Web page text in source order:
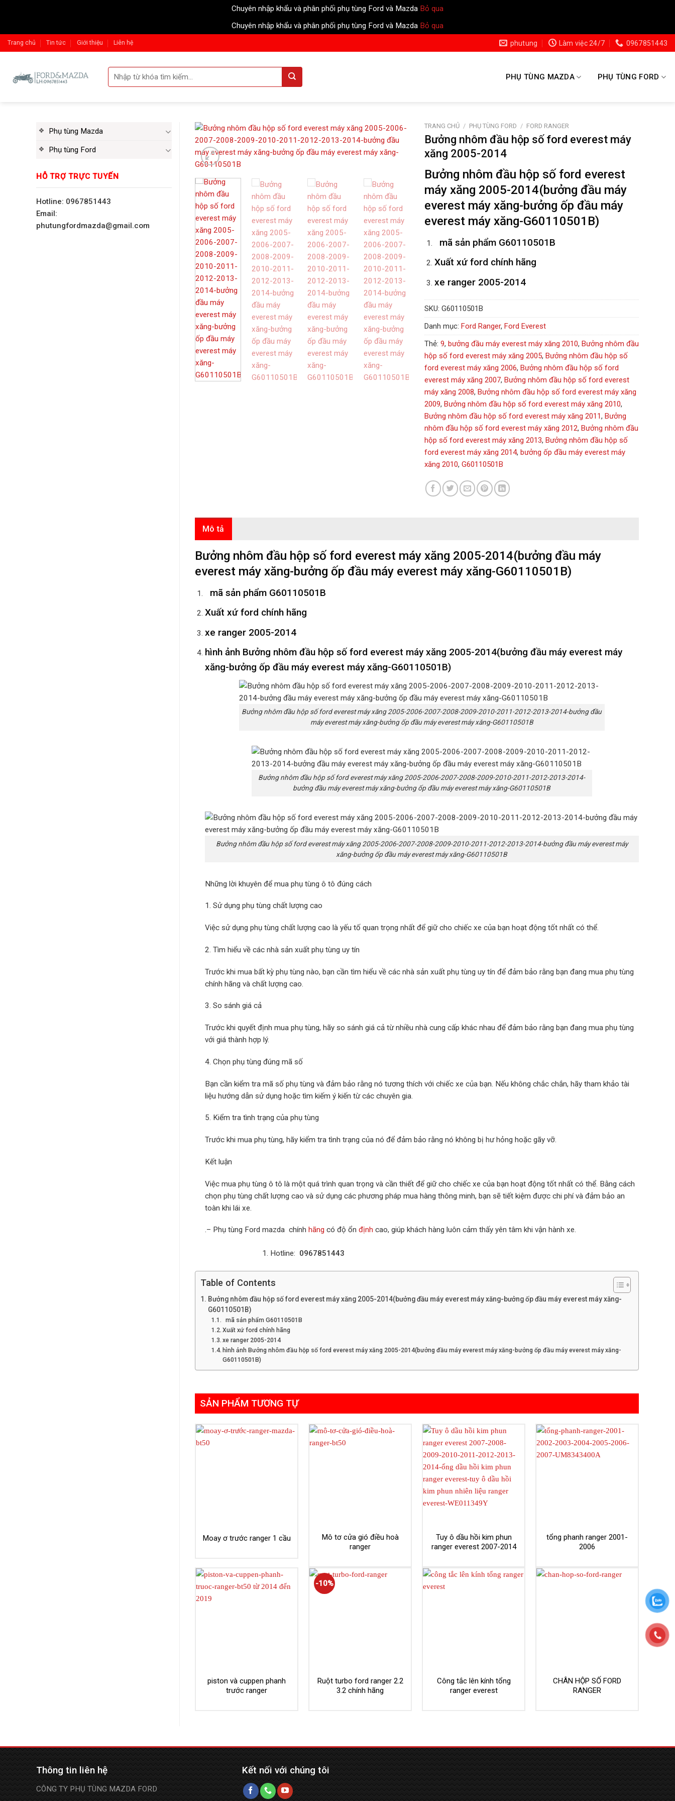
Chuyên nhập khẩu và phân phối phụ tùng Ford và Mazda Bỏ qua
Chuyên nhập khẩu và phân phối phụ tùng Ford và Mazda Bỏ qua
Skip
to
Trang chủ Tin tức Giới thiệu Liên hệ phutung Làm việc 24/7 0967851443
Tìm
kiếm:
PHỤ TÙNG MAZDA PHỤ TÙNG FORD
Phụ tùng Mazda
Phụ tùng Ford
HỖ TRỢ TRỰC TUYẾN
Hotline: 0967851443
Email:
phutungfordmazda@gmail.com
TRANG CHỦ / PHỤ TÙNG FORD / FORD RANGER
Bưởng nhôm đầu hộp số ford everest máy
xăng 2005-2014
Bưởng nhôm đầu hộp số ford everest
máy xăng 2005-2014(bưởng đầu máy
everest máy xăng-bưởng ốp đầu máy
everest máy xăng-G60110501B)
mã sản phẩm G60110501B
Xuất xứ ford chính hãng
xe ranger 2005-2014
SKU: G60110501B
Danh mục: Ford Ranger, Ford Everest
Thẻ: 9, bưởng đầu máy everest máy xăng 2010, Bưởng nhôm đầu
hộp số ford everest máy xăng 2005, Bưởng nhôm đầu hộp số
ford everest máy xăng 2006, Bưởng nhôm đầu hộp số ford
everest máy xăng 2007, Bưởng nhôm đầu hộp số ford everest
máy xăng 2008, Bưởng nhôm đầu hộp số ford everest máy xăng
2009, Bưởng nhôm đầu hộp số ford everest máy xăng 2010,
Bưởng nhôm đầu hộp số ford everest máy xăng 2011, Bưởng
nhôm đầu hộp số ford everest máy xăng 2012, Bưởng nhôm đầu
hộp số ford everest máy xăng 2013, Bưởng nhôm đầu hộp số
ford everest máy xăng 2014, bưởng ốp đầu máy everest máy
xăng 2010, G60110501B
Mô tả
Bưởng nhôm đầu hộp số ford everest máy xăng 2005-2014(bưởng đầu máy
everest máy xăng-bưởng ốp đầu máy everest máy xăng-G60110501B)
mã sản phẩm G60110501B
Xuất xứ ford chính hãng
xe ranger 2005-2014
hình ảnh Bưởng nhôm đầu hộp số ford everest máy xăng 2005-2014(bưởng đầu máy everest máy
xăng-bưởng ốp đầu máy everest máy xăng-G60110501B)
Bưởng nhôm đầu hộp số ford everest máy xăng 2005-2006-2007-2008-2009-2010-2011-2012-2013-2014-bưởng đầu
máy everest máy xăng-bưởng ốp đầu máy everest máy xăng-G60110501B
Bưởng nhôm đầu hộp số ford everest máy xăng 2005-2006-2007-2008-2009-2010-2011-2012-2013-2014-
bưởng đầu máy everest máy xăng-bưởng ốp đầu máy everest máy xăng-G60110501B
Bưởng nhôm đầu hộp số ford everest máy xăng 2005-2006-2007-2008-2009-2010-2011-2012-2013-2014-bưởng đầu máy everest máy
xăng-bưởng ốp đầu máy everest máy xăng-G60110501B
Những lời khuyên để mua phụ tùng ô tô đúng cách
1. Sử dụng phụ tùng chất lượng cao
Việc sử dụng phụ tùng chất lượng cao là yếu tố quan trọng nhất để giữ cho chiếc xe của bạn hoạt động tốt nhất có thể.
2. Tìm hiểu về các nhà sản xuất phụ tùng uy tín
Trước khi mua bất kỳ phụ tùng nào, bạn cần tìm hiểu về các nhà sản xuất phụ tùng uy tín để đảm bảo rằng bạn đang mua phụ tùng
chính hãng và chất lượng cao.
3. So sánh giá cả
Trước khi quyết định mua phụ tùng, hãy so sánh giá cả từ nhiều nhà cung cấp khác nhau để đảm bảo rằng bạn đang mua phụ tùng
với giá thành hợp lý.
4. Chọn phụ tùng đúng mã số
Bạn cần kiểm tra mã số phụ tùng và đảm bảo rằng nó tương thích với chiếc xe của bạn. Nếu không chắc chắn, hãy tham khảo tài
liệu hướng dẫn sử dụng hoặc tìm kiếm ý kiến ​​từ các chuyên gia.
5. Kiểm tra tình trạng của phụ tùng
Trước khi mua phụ tùng, hãy kiểm tra tình trạng của nó để đảm bảo rằng nó không bị hư hỏng hoặc gãy vỡ.
Kết luận
Việc mua phụ tùng ô tô là một quá trình quan trọng và cần thiết để giữ cho chiếc xe của bạn hoạt động tốt nhất có thể. Bằng cách
chọn phụ tùng chất lượng cao và sử dụng các phương pháp mua hàng thông minh, bạn sẽ tiết kiệm được chi phí và đảm bảo an
toàn khi lái xe.
.– Phụ tùng Ford mazda chính hãng có độ ổn định cao, giúp khách hàng luôn cảm thấy yên tâm khi vận hành xe.
Hotline: 0967851443
Table of Contents
Bưởng nhôm đầu hộp số ford everest máy xăng 2005-2014(bưởng đầu máy everest máy xăng-bưởng ốp đầu máy everest máy xăng-
G60110501B)
mã sản phẩm G60110501B
Xuất xứ ford chính hãng
xe ranger 2005-2014
hình ảnh Bưởng nhôm đầu hộp số ford everest máy xăng 2005-2014(bưởng đầu máy everest máy xăng-bưởng ốp đầu máy everest máy xăng-
G60110501B)
SẢN PHẨM TƯƠNG TỰ
Moay ơ trước ranger 1 cầu
Mô tơ cửa gió điều hoà
ranger
Tuy ô dầu hồi kim phun
ranger everest 2007-2014
tổng phanh ranger 2001-
2006
piston và cuppen phanh
trước ranger
-10%
Ruột turbo ford ranger 2.2
3.2 chính hãng
Công tắc lên kính tổng
ranger everest
CHÂN HỘP SỐ FORD
RANGER
Thông tin liên hệ
CÔNG TY PHỤ TÙNG MAZDA FORD
Kết nối với chúng tôi